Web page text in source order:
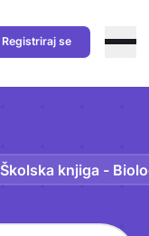
Registriraj se
Školska knjiga -